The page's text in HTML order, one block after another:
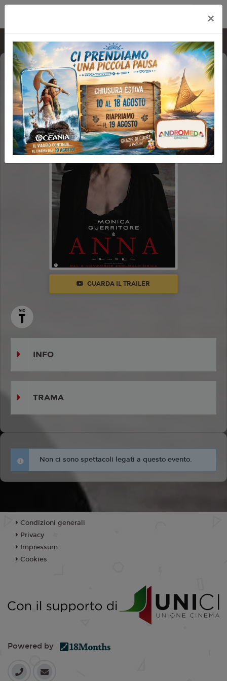
ANNA
VIDEODROME
FAMILY REV
GUARDA IL TRAILER
INFO
TRAMA
Non ci sono spettacoli legati a questo evento.
×
Condizioni generali
Privacy
Impressum
Cookies
Powered by